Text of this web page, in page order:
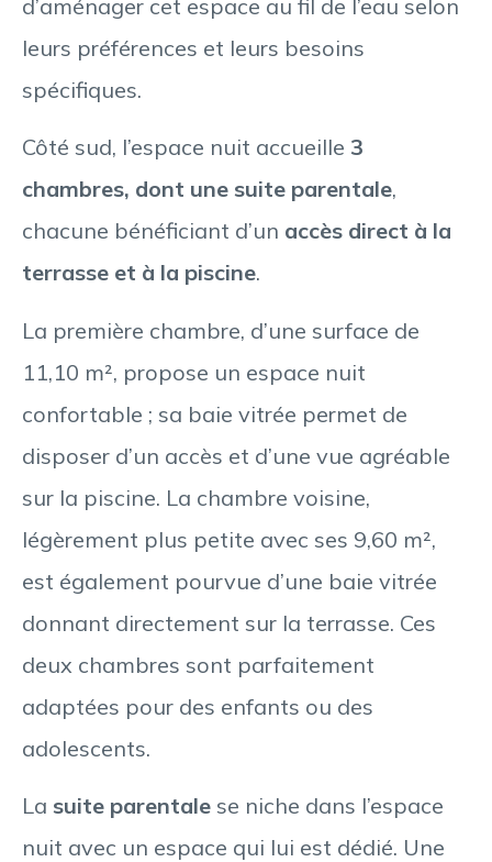
d’aménager cet espace au fil de l’eau selon
leurs préférences et leurs besoins
spécifiques.
Côté sud, l’espace nuit accueille 3
chambres, dont une suite parentale,
chacune bénéficiant d’un accès direct à la
terrasse et à la piscine.
La première chambre, d’une surface de
11,10 m², propose un espace nuit
confortable ; sa baie vitrée permet de
disposer d’un accès et d’une vue agréable
sur la piscine. La chambre voisine,
légèrement plus petite avec ses 9,60 m²,
est également pourvue d’une baie vitrée
donnant directement sur la terrasse. Ces
deux chambres sont parfaitement
adaptées pour des enfants ou des
adolescents.
La suite parentale se niche dans l’espace
nuit avec un espace qui lui est dédié. Une